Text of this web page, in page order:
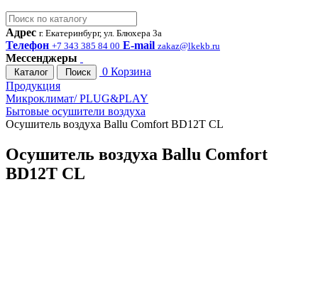
Адрес г. Екатеринбург, ул. Блюхера 3а
Телефон +7 343 385 84 00 E-mail zakaz@lkekb.ru
Мессенджеры
Каталог Поиск 0 Корзина
Продукция
Микроклимат/ PLUG&PLAY
Бытовые осушители воздуха
Осушитель воздуха Ballu Comfort BD12T CL
Осушитель воздуха Ballu Comfort
BD12T CL